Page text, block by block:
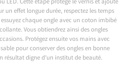
LED. Cette étape protège le vernis et ajoute
un effet longue durée, respectez les temps
chaque ongle avec un coton imbibé
Vous obtiendrez ainsi des ongles
Protégez ensuite vos mains avec
pour conserver des ongles en bonne
résultat digne d’un institut de beauté.